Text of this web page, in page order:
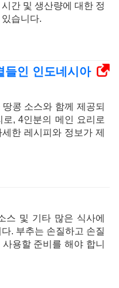
간 및 생산량에 대한 정
습니다.
들인 인도네시아
콩 소스와 함께 제공되
로, 4인분의 메인 요리로
한 레시피와 정보가 제
스 및 기타 많은 식사에
. 부추는 손질하고 손질
용할 준비를 해야 합니